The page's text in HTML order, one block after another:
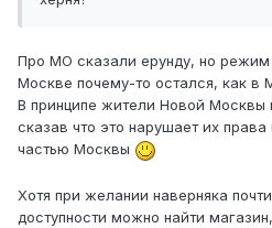
Про МО сказали ерунду, но
Москве почему-то остался, как в
В принципе жители Новой Москвы
сказав что это нарушает их
частью Москвы
Хотя при желании наверняка
доступности можно найти